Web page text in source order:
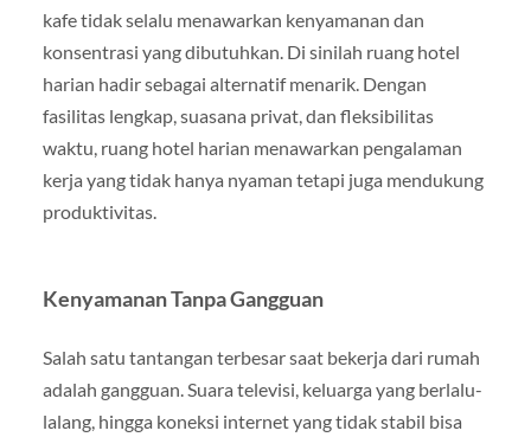
kafe tidak selalu menawarkan kenyamanan dan
konsentrasi yang dibutuhkan. Di sinilah ruang hotel
harian hadir sebagai alternatif menarik. Dengan
fasilitas lengkap, suasana privat, dan fleksibilitas
waktu, ruang hotel harian menawarkan pengalaman
kerja yang tidak hanya nyaman tetapi juga mendukung
produktivitas.
Kenyamanan Tanpa Gangguan
Salah satu tantangan terbesar saat bekerja dari rumah
adalah gangguan. Suara televisi, keluarga yang berlalu-
lalang, hingga koneksi internet yang tidak stabil bisa